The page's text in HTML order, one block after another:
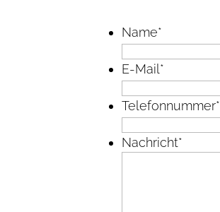
Name*
E-Mail*
Telefonnummer*
Nachricht*